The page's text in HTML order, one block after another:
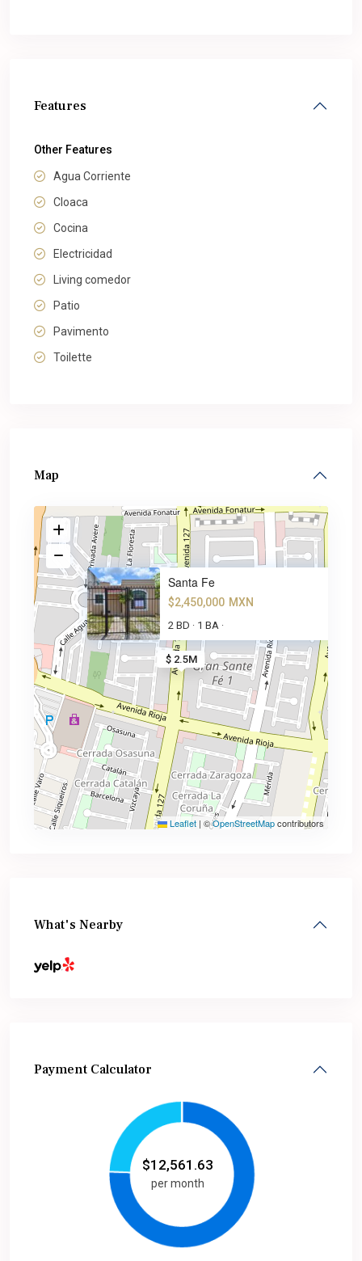
Features
Other Features
Agua Corriente
Cloaca
Cocina
Electricidad
Living comedor
Patio
Pavimento
Toilette
Map
$ 2.5M
Santa Fe
$2,450,000 MXN
2 BD · 1 BA ·
Leaflet | ©OpenStreetMapcontributors
What's Nearby
Payment Calculator
$12,561.63
per month